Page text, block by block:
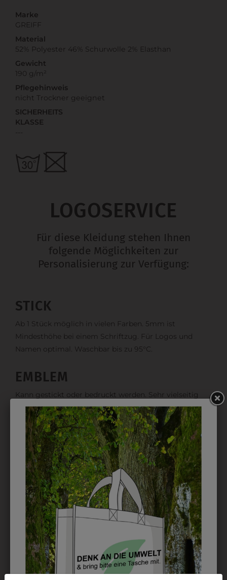
Marke
GREIFF
Material
52% Polyester 46% Schurwolle 2% Elasthan
Gewicht
190 g/m²
Pflegehinweis
nicht Trockner geeignet
SICHERHEITS
KLASSE
LOGOSERVICE
Für diese Kleidung stehen Ihnen
folgende Möglichkeiten zur
Personalisierung zur Verfügung:
STICK
Ab 1 Stück möglich in vielen Farben. 5mm ist
Mindesthöhe bei einem Schriftzug. Für Logos und
Namen optimal. Waschbar bis zu 95°C.
EMBLEM
Kann gestickt oder bedruckt werden. Sehr vielseitig
einsetzbar und beim Sticken wieder ab 1 Stück
möglich.
DRUCK
Perfekt für große Logos und für kleine Details, jedoch
kostet jede Farbe extra und ist erst ab 12 Stück
möglich. Waschbar bis zu 60°C.
DAS KÖNNTE IHNEN